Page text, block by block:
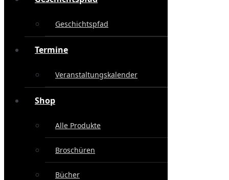
Geschichtspfad
Termine
Veranstaltungskalender
Shop
Alle Produkte
Broschüren
Bücher